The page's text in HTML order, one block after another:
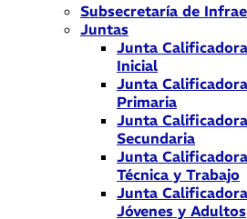
Subsecretaría de
Juntas
Junta
Inicial
Junta
Primaria
Junta
Secundaria
Junta
Técnica y Trabajo
Junta
Jóvenes y Adultos